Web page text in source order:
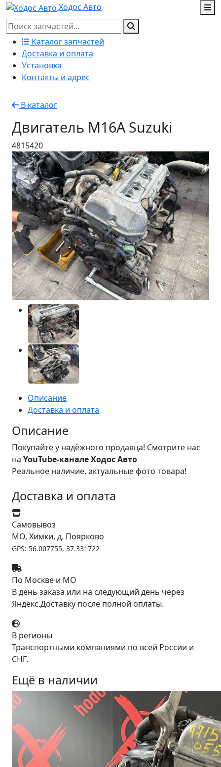
Ходос Авто
Каталог запчастей
Доставка и оплата
Установка
Контакты и адрес
В каталог
Двигатель M16A Suzuki
4815420
Описание
Доставка и оплата
Описание
Покупайте у надёжного продавца! Смотрите нас
на YouTube-канале Ходос Авто
Реальное наличие, актуальные фото товара!
Доставка и оплата
Самовывоз
МО, Химки, д. Поярково
GPS: 56.007755, 37.331722
По Москве и МО
В день заказа или на следующий день через
Яндекс.Доставку после полной оплаты.
В регионы
Транспортными компаниями по всей России и
СНГ.
Ещё в наличии